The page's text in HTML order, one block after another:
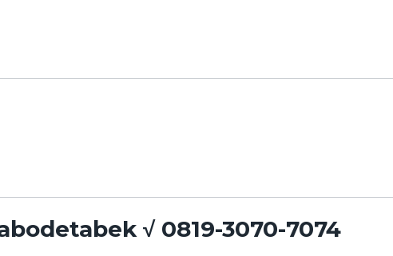
√ 0819-3070-7074